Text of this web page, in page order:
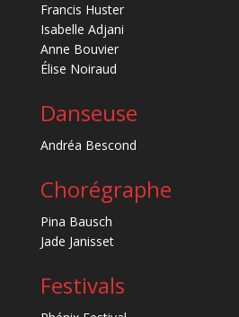
Francis Huster
Isabelle Adjani
Anne Bouvier
Élise Noiraud
Danseuse
Andréa Bescond
Chorégraphe
Pina Bausch
Jade Janisset
Festivals